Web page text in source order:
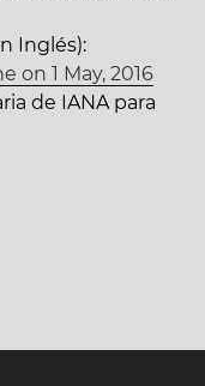
Inglés):
on 1 May, 2016
de IANA para